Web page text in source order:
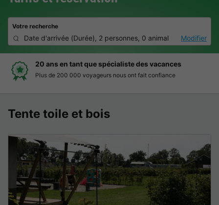
Votre recherche
Date d'arrivée (Durée), 2 personnes, 0 animal Modifier
20 ans en tant que spécialiste des vacances
Plus de 200 000 voyageurs nous ont fait confiance
Tente toile et bois